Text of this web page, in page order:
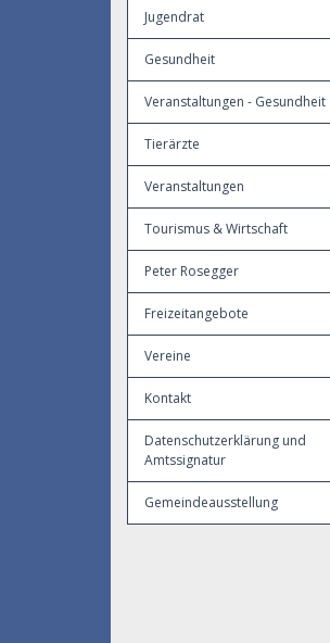
Jugendrat
Gesundheit
Veranstaltungen - Gesundheit
Tierärzte
Veranstaltungen
Tourismus & Wirtschaft
Peter Rosegger
Freizeitangebote
Vereine
Kontakt
Datenschutzerklärung und
Amtssignatur
Gemeindeausstellung